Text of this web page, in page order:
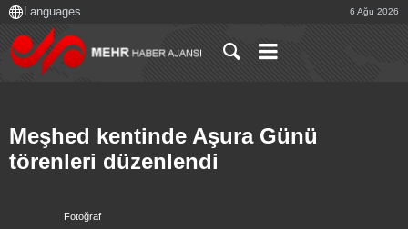
6 Ağu 2026
Fotoğraf
Meşhed kentinde Aşura Günü
törenleri düzenlendi